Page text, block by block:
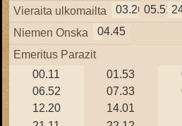
Vieraita ulkomailta
03.2605.51
Niemen Onska
04.45
Emeritus Parazit
00.11
01.53
06.52
07.33
12.20
14.01